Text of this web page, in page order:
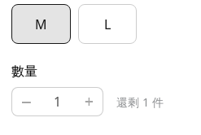
M L
數量
– + 還剩 1 件